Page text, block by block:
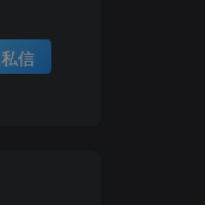
私信